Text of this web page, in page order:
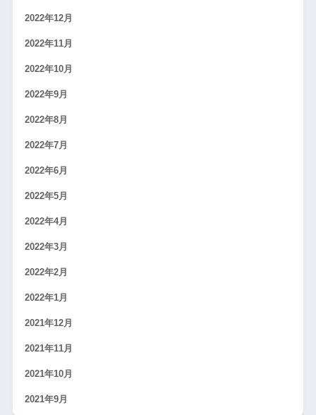
2022年12月
2022年11月
2022年10月
2022年9月
2022年8月
2022年7月
2022年6月
2022年5月
2022年4月
2022年3月
2022年2月
2022年1月
2021年12月
2021年11月
2021年10月
2021年9月